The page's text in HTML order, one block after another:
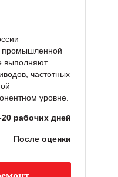
промышленной
выполняют
частотных
уровне.
20 рабочих дней
После оценки